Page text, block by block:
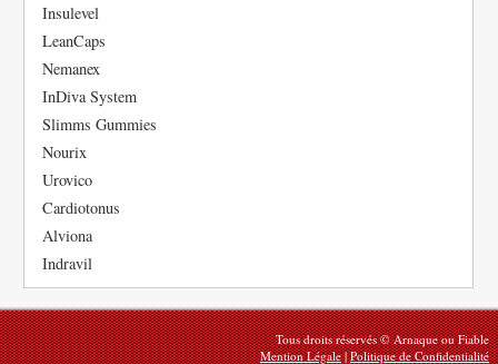
Insulevel
LeanCaps
Nemanex
InDiva System
Slimms Gummies
Nourix
Urovico
Cardiotonus
Alviona
Indravil
Tous droits réservés © Arnaque ou Fiable
Mention Légale|Politique de Confidentialité